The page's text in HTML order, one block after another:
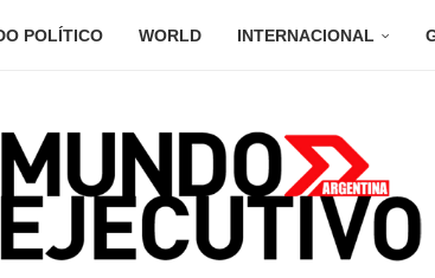
POLÍTICO WORLD INTERNACIONAL